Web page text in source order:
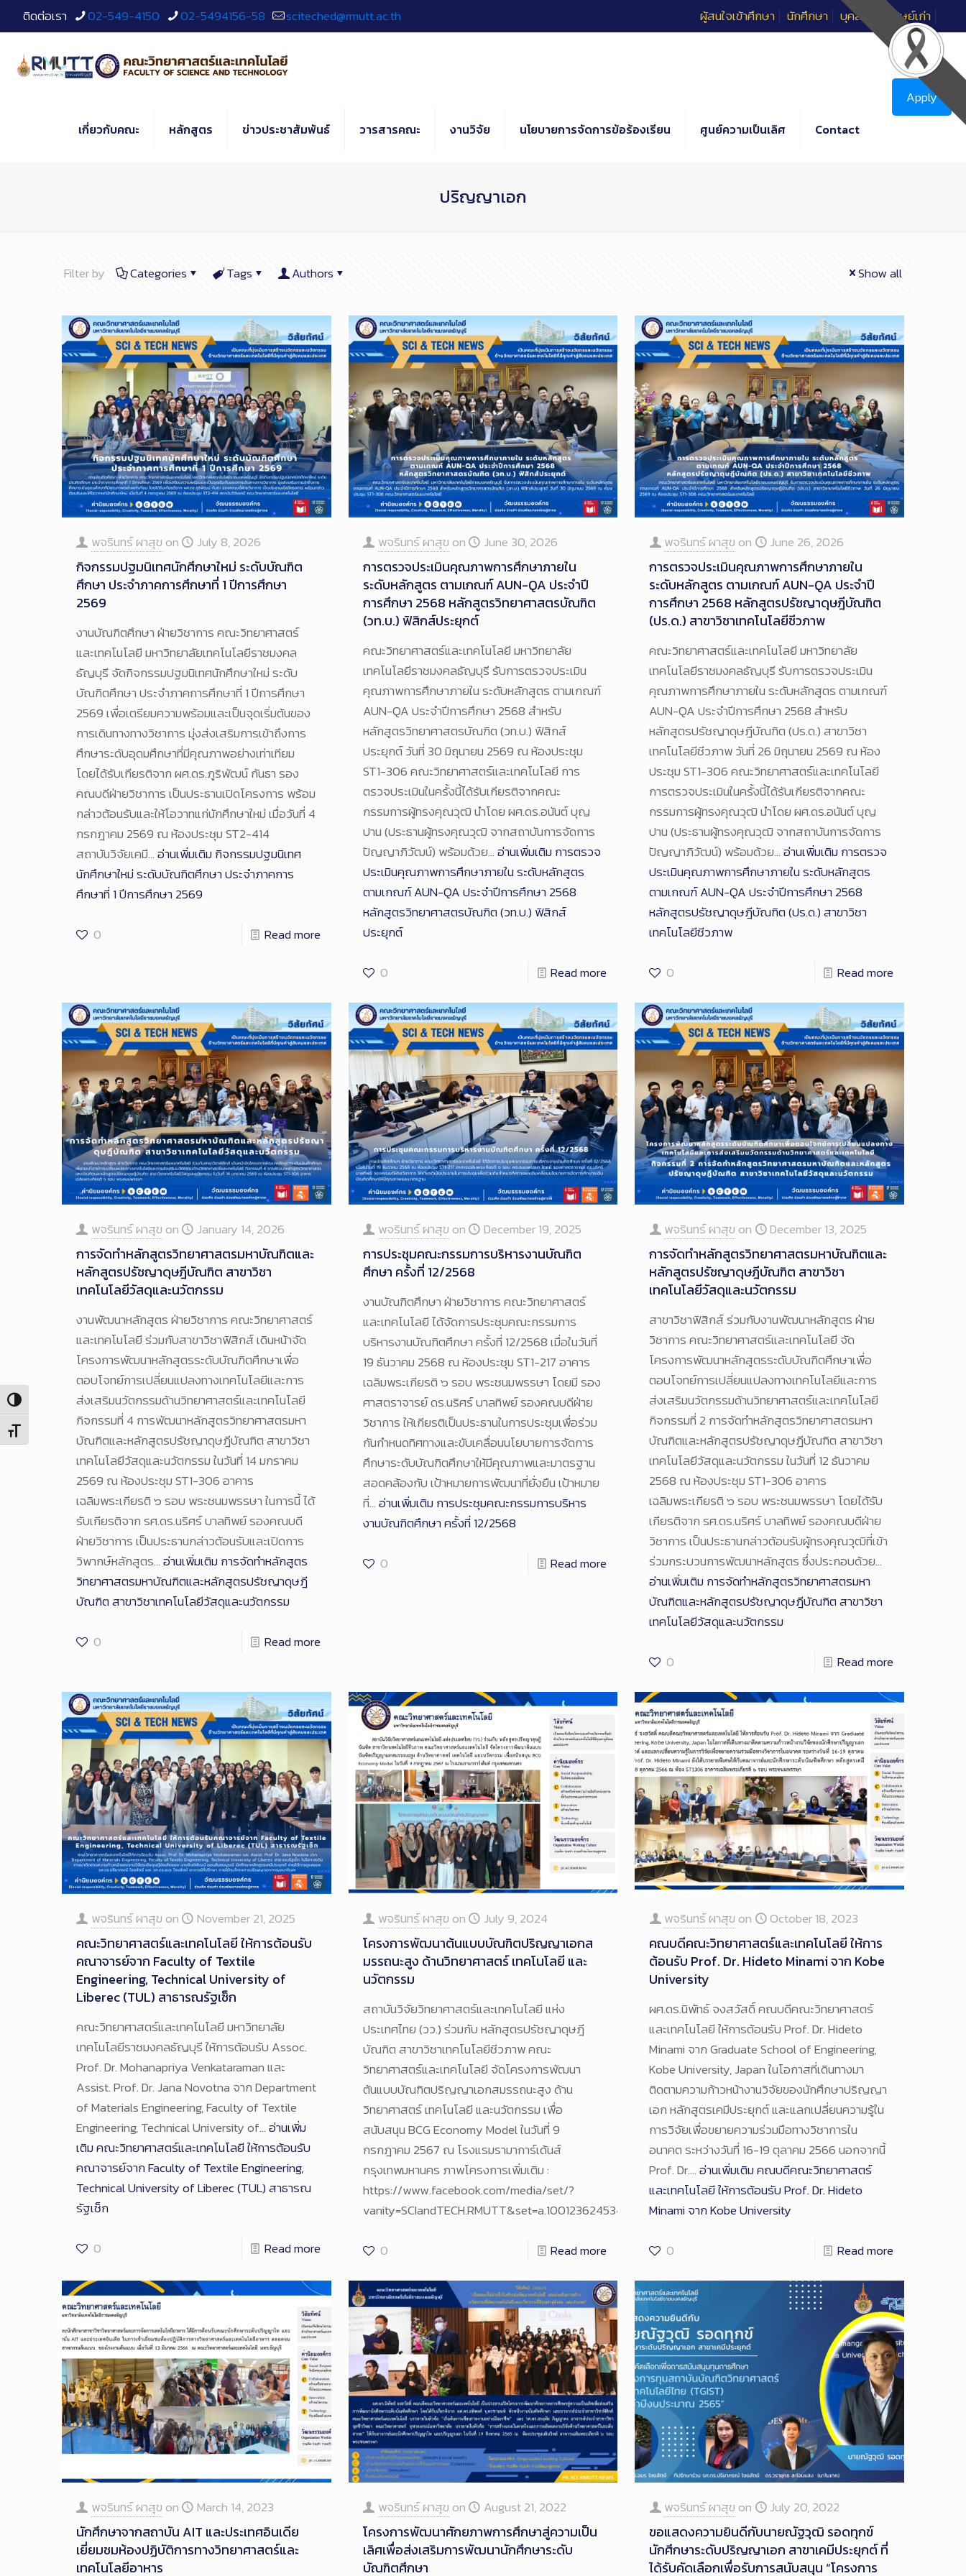
to
Content
Toggle High Contrast
Toggle Font size
ติดต่อเรา 02-549-4150 02-5494156-58 sciteched@rmutt.ac.th ผู้สนใจเข้าศึกษา นักศึกษา บุคลากร ศิษย์เก่า
เกี่ยวกับคณะ หลักสูตร ข่าวประชาสัมพันธ์ วารสารคณะ งานวิจัย นโยบายการจัดการข้อร้องเรียน ศูนย์ความเป็นเลิศ Contact
Apply
ปริญญาเอก
Filter by Categories Tags Authors Show all
พจรินทร์ ผาสุข on July 8, 2026
กิจกรรมปฐมนิเทศนักศึกษาใหม่ ระดับบัณฑิต
ศึกษา ประจำภาคการศึกษาที่ 1 ปีการศึกษา
2569
งานบัณฑิตศึกษา ฝ่ายวิชาการ คณะวิทยาศาสตร์
และเทคโนโลยี มหาวิทยาลัยเทคโนโลยีราชมงคล
ธัญบุรี จัดกิจกรรมปฐมนิเทศนักศึกษาใหม่ ระดับ
บัณฑิตศึกษา ประจำภาคการศึกษาที่ 1 ปีการศึกษา
2569 เพื่อเตรียมความพร้อมและเป็นจุดเริ่มต้นของ
การเดินทางทางวิชาการ มุ่งส่งเสริมการเข้าถึงการ
ศึกษาระดับอุดมศึกษาที่มีคุณภาพอย่างเท่าเทียม
โดยได้รับเกียรติจาก ผศ.ดร.ภูริพัฒน์ กันธา รอง
คณบดีฝ่ายวิชาการ เป็นประธานเปิดโครงการ พร้อม
กล่าวต้อนรับและให้โอวาทแก่นักศึกษาใหม่ เมื่อวันที่ 4
กรกฎาคม 2569 ณ ห้องประชุม ST2-414
สถาบันวิจัยเคมี…อ่านเพิ่มเติม กิจกรรมปฐมนิเทศ
นักศึกษาใหม่ ระดับบัณฑิตศึกษา ประจำภาคการ
ศึกษาที่ 1 ปีการศึกษา 2569
0 Read more
พจรินทร์ ผาสุข on June 30, 2026
การตรวจประเมินคุณภาพการศึกษาภายใน
ระดับหลักสูตร ตามเกณฑ์ AUN-QA ประจำปี
การศึกษา 2568 หลักสูตรวิทยาศาสตรบัณฑิต
(วท.บ.) ฟิสิกส์ประยุกต์
คณะวิทยาศาสตร์และเทคโนโลยี มหาวิทยาลัย
เทคโนโลยีราชมงคลธัญบุรี รับการตรวจประเมิน
คุณภาพการศึกษาภายใน ระดับหลักสูตร ตามเกณฑ์
AUN-QA ประจำปีการศึกษา 2568 สำหรับ
หลักสูตรวิทยาศาสตรบัณฑิต (วท.บ.) ฟิสิกส์
ประยุกต์ วันที่ 30 มิถุนายน 2569 ณ ห้องประชุม
ST1-306 คณะวิทยาศาสตร์และเทคโนโลยี การ
ตรวจประเมินในครั้งนี้ได้รับเกียรติจากคณะ
กรรมการผู้ทรงคุณวุฒิ นำโดย ผศ.ดร.อนันต์ บุญ
ปาน (ประธานผู้ทรงคุณวุฒิ จากสถาบันการจัดการ
ปัญญาภิวัฒน์) พร้อมด้วย…อ่านเพิ่มเติม การตรวจ
ประเมินคุณภาพการศึกษาภายใน ระดับหลักสูตร
ตามเกณฑ์ AUN-QA ประจำปีการศึกษา 2568
หลักสูตรวิทยาศาสตรบัณฑิต (วท.บ.) ฟิสิกส์
ประยุกต์
0 Read more
พจรินทร์ ผาสุข on June 26, 2026
การตรวจประเมินคุณภาพการศึกษาภายใน
ระดับหลักสูตร ตามเกณฑ์ AUN-QA ประจำปี
การศึกษา 2568 หลักสูตรปรัชญาดุษฎีบัณฑิต
(ปร.ด.) สาขาวิชาเทคโนโลยีชีวภาพ
คณะวิทยาศาสตร์และเทคโนโลยี มหาวิทยาลัย
เทคโนโลยีราชมงคลธัญบุรี รับการตรวจประเมิน
คุณภาพการศึกษาภายใน ระดับหลักสูตร ตามเกณฑ์
AUN-QA ประจำปีการศึกษา 2568 สำหรับ
หลักสูตรปรัชญาดุษฎีบัณฑิต (ปร.ด.) สาขาวิชา
เทคโนโลยีชีวภาพ วันที่ 26 มิถุนายน 2569 ณ ห้อง
ประชุม ST1-306 คณะวิทยาศาสตร์และเทคโนโลยี
การตรวจประเมินในครั้งนี้ได้รับเกียรติจากคณะ
กรรมการผู้ทรงคุณวุฒิ นำโดย ผศ.ดร.อนันต์ บุญ
ปาน (ประธานผู้ทรงคุณวุฒิ จากสถาบันการจัดการ
ปัญญาภิวัฒน์) พร้อมด้วย…อ่านเพิ่มเติม การตรวจ
ประเมินคุณภาพการศึกษาภายใน ระดับหลักสูตร
ตามเกณฑ์ AUN-QA ประจำปีการศึกษา 2568
หลักสูตรปรัชญาดุษฎีบัณฑิต (ปร.ด.) สาขาวิชา
เทคโนโลยีชีวภาพ
0 Read more
พจรินทร์ ผาสุข on January 14, 2026
การจัดทำหลักสูตรวิทยาศาสตรมหาบัณฑิตและ
หลักสูตรปรัชญาดุษฎีบัณฑิต สาขาวิชา
เทคโนโลยีวัสดุและนวัตกรรม
งานพัฒนาหลักสูตร ฝ่ายวิชาการ คณะวิทยาศาสตร์
และเทคโนโลยี ร่วมกับสาขาวิชาฟิสิกส์ เดินหน้าจัด
โครงการพัฒนาหลักสูตรระดับบัณฑิตศึกษาเพื่อ
ตอบโจทย์การเปลี่ยนแปลงทางเทคโนโลยีและการ
ส่งเสริมนวัตกรรมด้านวิทยาศาสตร์และเทคโนโลยี
กิจกรรมที่ 4 การพัฒนาหลักสูตรวิทยาศาสตรมหา
บัณฑิตและหลักสูตรปรัชญาดุษฎีบัณฑิต สาขาวิชา
เทคโนโลยีวัสดุและนวัตกรรม ในวันที่ 14 มกราคม
2569 ณ ห้องประชุม ST1-306 อาคาร
เฉลิมพระเกียรติ ๖ รอบ พระชนมพรรษา ในการนี้ ได้
รับเกียรติจาก รศ.ดร.นริศร์ บาลทิพย์ รองคณบดี
ฝ่ายวิชาการ เป็นประธานกล่าวต้อนรับและเปิดการ
วิพากษ์หลักสูตร…อ่านเพิ่มเติม การจัดทำหลักสูตร
วิทยาศาสตรมหาบัณฑิตและหลักสูตรปรัชญาดุษฎี
บัณฑิต สาขาวิชาเทคโนโลยีวัสดุและนวัตกรรม
0 Read more
พจรินทร์ ผาสุข on December 19, 2025
การประชุมคณะกรรมการบริหารงานบัณฑิต
ศึกษา ครั้งที่ 12/2568
งานบัณฑิตศึกษา ฝ่ายวิชาการ คณะวิทยาศาสตร์
และเทคโนโลยี ได้จัดการประชุมคณะกรรมการ
บริหารงานบัณฑิตศึกษา ครั้งที่ 12/2568 เมื่อในวันที่
19 ธันวาคม 2568 ณ ห้องประชุม ST1-217 อาคาร
เฉลิมพระเกียรติ ๖ รอบ พระชนมพรรษา โดยมี รอง
ศาสตราจารย์ ดร.นริศร์ บาลทิพย์ รองคณบดีฝ่าย
วิชาการ ให้เกียรติเป็นประธานในการประชุมเพื่อร่วม
กันกำหนดทิศทางและขับเคลื่อนนโยบายการจัดการ
ศึกษาระดับบัณฑิตศึกษาให้มีคุณภาพและมาตรฐาน
สอดคล้องกับ เป้าหมายการพัฒนาที่ยั่งยืน เป้าหมาย
ที่…อ่านเพิ่มเติม การประชุมคณะกรรมการบริหาร
งานบัณฑิตศึกษา ครั้งที่ 12/2568
0 Read more
พจรินทร์ ผาสุข on December 13, 2025
การจัดทำหลักสูตรวิทยาศาสตรมหาบัณฑิตและ
หลักสูตรปรัชญาดุษฎีบัณฑิต สาขาวิชา
เทคโนโลยีวัสดุและนวัตกรรม
สาขาวิชาฟิสิกส์ ร่วมกับงานพัฒนาหลักสูตร ฝ่าย
วิชาการ คณะวิทยาศาสตร์และเทคโนโลยี จัด
โครงการพัฒนาหลักสูตรระดับบัณฑิตศึกษาเพื่อ
ตอบโจทย์การเปลี่ยนแปลงทางเทคโนโลยีและการ
ส่งเสริมนวัตกรรมด้านวิทยาศาสตร์และเทคโนโลยี
กิจกรรมที่ 2 การจัดทำหลักสูตรวิทยาศาสตรมหา
บัณฑิตและหลักสูตรปรัชญาดุษฎีบัณฑิต สาขาวิชา
เทคโนโลยีวัสดุและนวัตกรรม ในวันที่ 12 ธันวาคม
2568 ณ ห้องประชุม ST1-306 อาคาร
เฉลิมพระเกียรติ ๖ รอบ พระชนมพรรษา โดยได้รับ
เกียรติจาก รศ.ดร.นริศร์ บาลทิพย์ รองคณบดีฝ่าย
วิชาการ เป็นประธานกล่าวต้อนรับผู้ทรงคุณวุฒิที่เข้า
ร่วมกระบวนการพัฒนาหลักสูตร ซึ่งประกอบด้วย…
อ่านเพิ่มเติม การจัดทำหลักสูตรวิทยาศาสตรมหา
บัณฑิตและหลักสูตรปรัชญาดุษฎีบัณฑิต สาขาวิชา
เทคโนโลยีวัสดุและนวัตกรรม
0 Read more
พจรินทร์ ผาสุข on November 21, 2025
คณะวิทยาศาสตร์และเทคโนโลยี ให้การต้อนรับ
คณาจารย์จาก Faculty of Textile
Engineering, Technical University of
Liberec (TUL) สาธารณรัฐเช็ก
คณะวิทยาศาสตร์และเทคโนโลยี มหาวิทยาลัย
เทคโนโลยีราชมงคลธัญบุรี ให้การต้อนรับ Assoc.
Prof. Dr. Mohanapriya Venkataraman และ
Assist. Prof. Dr. Jana Novotna จาก Department
of Materials Engineering, Faculty of Textile
Engineering, Technical University of…อ่านเพิ่ม
เติมคณะวิทยาศาสตร์และเทคโนโลยี ให้การต้อนรับ
คณาจารย์จาก Faculty of Textile Engineering,
Technical University of Liberec (TUL) สาธารณ
รัฐเช็ก
0 Read more
พจรินทร์ ผาสุข on July 9, 2024
โครงการพัฒนาต้นแบบบัณฑิตปริญญาเอกส
มรรถนะสูง ด้านวิทยาศาสตร์ เทคโนโลยี และ
นวัตกรรม
สถาบันวิจัยวิทยาศาสตร์และเทคโนโลยี แห่ง
ประเทศไทย (วว.) ร่วมกับ หลักสูตรปรัชญาดุษฎี
บัณฑิต สาขาวิชาเทคโนโลยีชีวภาพ คณะ
วิทยาศาสตร์และเทคโนโลยี จัดโครงการพัฒนา
ต้นแบบบัณฑิตปริญญาเอกสมรรถนะสูง ด้าน
วิทยาศาสตร์ เทคโนโลยี และนวัตกรรม เพื่อ
สนับสนุน BCG Economy Model ในวันที่ 9
กรกฎาคม 2567 ณ โรงแรมรามาการ์เด้นส์
กรุงเทพมหานคร ภาพโครงการเพิ่มเติม :
https://www.facebook.com/media/set/?
vanity=SCIandTECH.RMUTT&set=a.1001236245343615
0 Read more
พจรินทร์ ผาสุข on October 18, 2023
คณบดีคณะวิทยาศาสตร์และเทคโนโลยี ให้การ
ต้อนรับ Prof. Dr. Hideto Minami จาก Kobe
University
ผศ.ดร.นิพัทธ์ จงสวัสดิ์ คณบดีคณะวิทยาศาสตร์
และเทคโนโลยี ให้การต้อนรับ Prof. Dr. Hideto
Minami จาก Graduate School of Engineering,
Kobe University, Japan ในโอกาสที่เดินทางมา
ติดตามความก้าวหน้างานวิจัยของนักศึกษาปริญญา
เอก หลักสูตรเคมีประยุกต์ และแลกเปลี่ยนความรู้ใน
การวิจัยเพื่อขยายความร่วมมือทางวิชาการใน
อนาคต ระหว่างวันที่ 16-19 ตุลาคม 2566 นอกจากนี้
Prof. Dr.…อ่านเพิ่มเติมคณบดีคณะวิทยาศาสตร์
และเทคโนโลยี ให้การต้อนรับ Prof. Dr. Hideto
Minami จาก Kobe University
0 Read more
พจรินทร์ ผาสุข on March 14, 2023
นักศึกษาจากสถาบัน AIT และประเทศอินเดีย
เยี่ยมชมห้องปฏิบัติการทางวิทยาศาสตร์และ
เทคโนโลยีอาหาร
พจรินทร์ ผาสุข on August 21, 2022
โครงการพัฒนาศักยภาพการศึกษาสู่ความเป็น
เลิศเพื่อส่งเสริมการพัฒนานักศึกษาระดับ
บัณฑิตศึกษา
พจรินทร์ ผาสุข on July 20, 2022
ขอแสดงความยินดีกับนายณัฐวุฒิ รอดทุกข์
นักศึกษาระดับปริญญาเอก สาขาเคมีประยุกต์ ที่
ได้รับคัดเลือกเพื่อรับการสนับสนุน “โครงการ